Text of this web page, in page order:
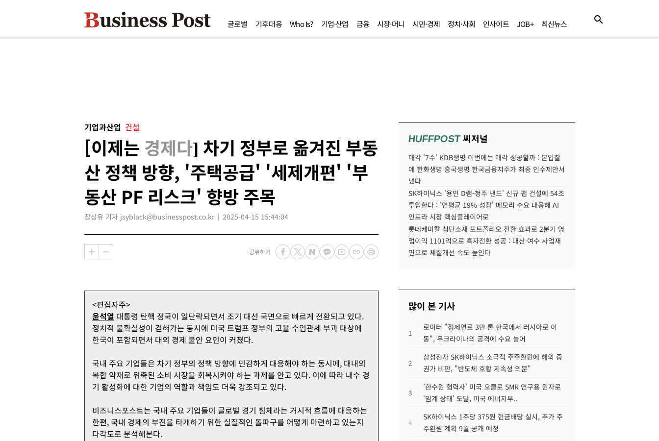
글로벌 기후대응 Who Is? 기업·산업 금융 시장·머니 시민·경제 정치·사회 인사이트 JOB+ 최신뉴스
기업과산업 건설
[이제는 경제다] 차기 정부로 옮겨진 부동
산 정책 방향, '주택공급' '세제개편' '부
동산 PF 리스크' 향방 주목
장상유 기자 jsyblack@businesspost.co.kr 2025-04-15 15:44:04
공유하기
<편집자주>
윤석열 대통령 탄핵 정국이 일단락되면서 조기 대선 국면으로 빠르게 전환되고 있다.
정치적 불확실성이 걷혀가는 동시에 미국 트럼프 정부의 고율 수입관세 부과 대상에
한국이 포함되면서 대외 경제 불안 요인이 커졌다.
국내 주요 기업들은 차기 정부의 정책 방향에 민감하게 대응해야 하는 동시에, 대내외
복합 악재로 위축된 소비 시장을 회복시켜야 하는 과제를 안고 있다. 이에 따라 내수 경
기 활성화에 대한 기업의 역할과 책임도 더욱 강조되고 있다.
비즈니스포스트는 국내 주요 기업들이 글로벌 경기 침체라는 거시적 흐름에 대응하는
한편, 국내 경제의 부진을 타개하기 위한 실질적인 돌파구를 어떻게 마련하고 있는지
다각도로 분석해본다.
HUFFPOST씨저널
매각 '7수' KDB생명 이번에는 매각 성공할까 : 본입찰
에 한화생명 흥국생명 한국금융지주가 최종 인수제안서
냈다
SK하이닉스 '용인 D램-청주 낸드' 신규 팹 건설에 54조
투입한다 : '연평균 19% 성장' 메모리 수요 대응해 AI
인프라 시장 핵심플레이어로
롯데케미칼 첨단소재 포트폴리오 전환 효과로 2분기 영
업이익 1101억으로 흑자전환 성공 : 대산·여수 사업재
편으로 체질개선 속도 높인다
많이 본 기사
1
로이터 "정제연료 3만 톤 한국에서 러시아로 이
동", 우크라이나의 공격에 수요 늘어
2
삼성전자 SK하이닉스 소극적 주주환원에 해외 증
권가 비판, "반도체 호황 지속성 의문"
3
'한수원 협력사' 미국 오클로 SMR 연구용 원자로
'임계 상태' 도달, 미국 에너지부..
4
SK하이닉스 1주당 375원 현금배당 실시, 추가 주
주환원 계획 9월 공개 예정